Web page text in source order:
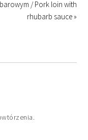
/ Pork loin with
rhubarb sauce »